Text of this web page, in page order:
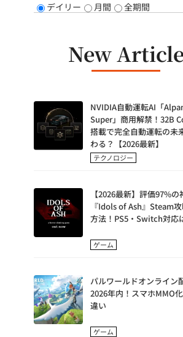
デイリー 月間 全期間
New
NVIDIA自動運転AI「
Super」商用解禁！32B
搭載で完全自動運転の未
わる？【2026最新】
テクノロジー
【2026最新】評価97%の
『Idols of Ash』Steam
方法！PS5・Switch対応
ゲーム
パルワールドオンライン
2026年内！スマホMMO
違い
ゲーム